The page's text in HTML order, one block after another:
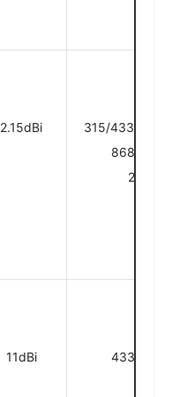
2.15dBi
315/433/470/
868/
2.4GHz
11dBi 433/